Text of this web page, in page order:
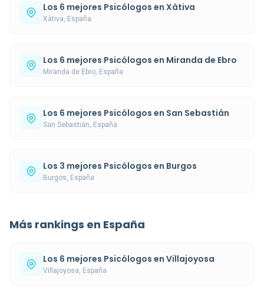
Los 6 mejores Psicólogos en Xàtiva
Xàtiva, España
Los 6 mejores Psicólogos en Miranda de Ebro
Miranda de Ebro, España
Los 6 mejores Psicólogos en San Sebastián
San Sebastián, España
Los 3 mejores Psicólogos en Burgos
Burgos, España
Más rankings en España
Los 6 mejores Psicólogos en Villajoyosa
Villajoyosa, España